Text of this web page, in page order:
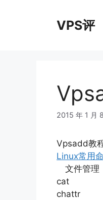
VPS评
2015 年 1 月
Vpsadd教
Linux常用
文件管理
cat
chattr